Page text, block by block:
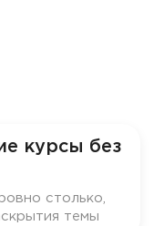
курсы без
столько,
темы